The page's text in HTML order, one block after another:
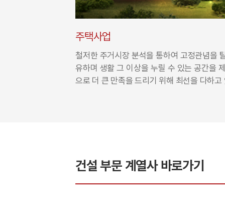
주택사업
철저한 주거시장 분석을 통하여 고정관념을
유하며 생활 그 이상을 누릴 수 있는 공간을
으로 더 큰 만족을 드리기 위해 최선을 다하고
건설부문 계열사 바로가기